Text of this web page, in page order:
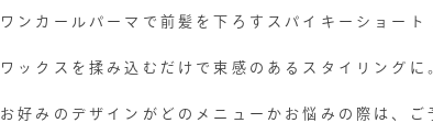
ワンカールパーマで前髪を下ろすスパイキーショート
ワックスを揉み込むだけで束感のあるスタイリングに
お好みのデザインがどのメニューかお悩みの際は、ご